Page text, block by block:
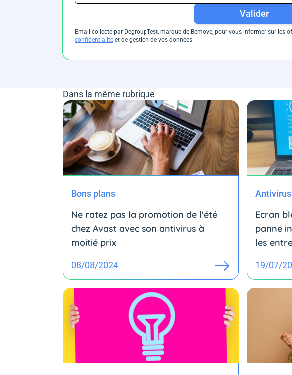
Valider
Email collecté par DegroupTest, marque de Bemove, pour vous informer sur les
confidentialité et de gestion de vos données.
Dans la même rubrique
Bons plans
Ne ratez pas la promotion de l'été
chez Avast avec son antivirus à
moitié prix
08/08/2024
Antivirus
Ecran
panne
les
19/07/